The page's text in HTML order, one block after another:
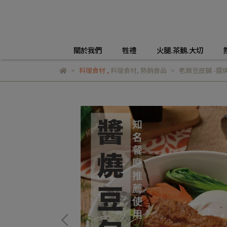
關於我們 牲禮 火腿.茶鵝.大切
料理食材, 料理食材, 熱銷食品 老周豆皮舖 -醬